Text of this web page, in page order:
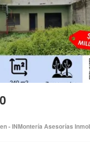
- INMontería Asesorías